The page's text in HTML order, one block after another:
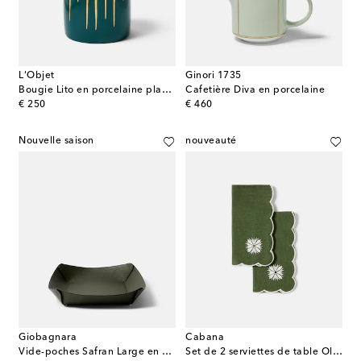
L'Objet
Bougie Lito en porcelaine plaquée or
€ 250
original price
Ginori 1735
Cafetière Diva en porcelaine
€ 460
original price
Nouvelle saison
Giobagnara
Vide-poches Safran Large en cuir
nouveauté
Cabana
Set de 2 serviettes de table Olive en lin et coton